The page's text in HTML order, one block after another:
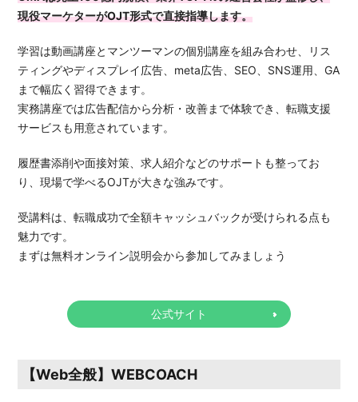
現役マーケターがOJT形式で直接指導します。
学習は動画講座とマンツーマンの個別講座を組み合わせ、リス
ティングやディスプレイ広告、meta広告、SEO、SNS運用、GA
まで幅広く習得できます。
実務講座では広告配信から分析・改善まで体験でき、転職支援
サービスも用意されています。
履歴書添削や面接対策、求人紹介などのサポートも整ってお
り、現場で学べるOJTが大きな強みです。
受講料は、転職成功で全額キャッシュバックが受けられる点も
魅力です。
まずは無料オンライン説明会から参加してみましょう
公式サイト
【Web全般】WEBCOACH